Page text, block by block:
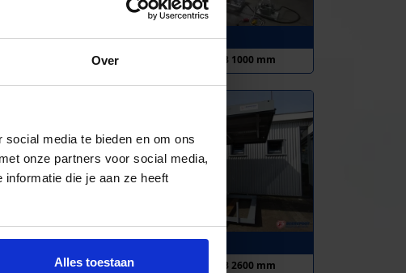
Over
media te bieden en om ons
onze partners voor social media,
die je aan ze heeft
Alles toestaan
mm
Heftafels - 1012186
1000 kg | L 2300 mm | B 1000 mm
mm
Heftafel - 3002338
1000 kg | L 3000 mm | B 2600 mm